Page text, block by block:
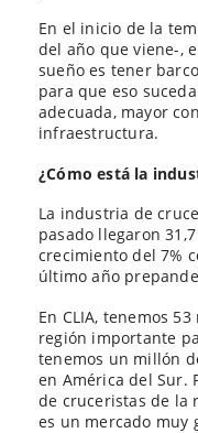
En el inicio de la
del año que viene-,
sueño es tener
para que eso
adecuada, mayor
infraestructura.
¿Cómo está la
La industria de
pasado llegaron
crecimiento del 7%
último año
En CLIA, tenemos
región importante
tenemos un millón
en América del Sur.
de cruceristas de la
es un mercado muy